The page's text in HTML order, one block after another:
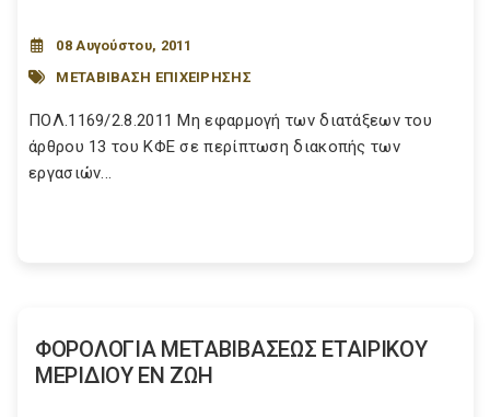
08 Αυγούστου, 2011
ΜΕΤΑΒΙΒΑΣΗ ΕΠΙΧΕΙΡΗΣΗΣ
ΠΟΛ.1169/2.8.2011 Μη εφαρμογή των διατάξεων του
άρθρου 13 του ΚΦΕ σε περίπτωση διακοπής των
εργασιών...
ΦΟΡΟΛΟΓΙΑ ΜΕΤΑΒΙΒΑΣΕΩΣ ΕΤΑΙΡΙΚΟΥ
ΜΕΡΙΔΙΟΥ ΕΝ ΖΩΗ